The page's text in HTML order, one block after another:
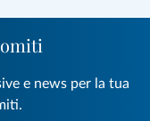
e news per la tua